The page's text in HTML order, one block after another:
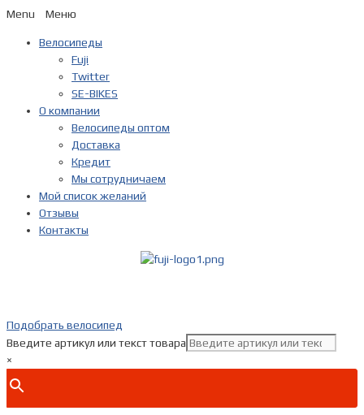
Menu
Велосипеды
Fuji
Twitter
SE-BIKES
О компании
Велосипеды оптом
Доставка
Кредит
Мы сотрудничаем
Мой список желаний
Отзывы
Контакты
Подобрать велосипед
Введите артикул или текст товара
×